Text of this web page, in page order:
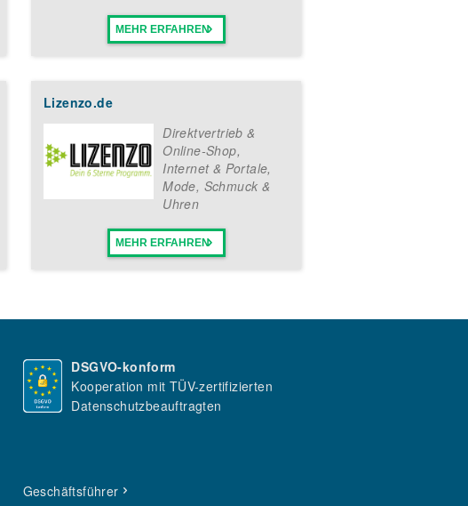
MEHR ERFAHREN
Lizenzo.de
Direktvertrieb &
Online-Shop,
Internet & Portale,
Mode, Schmuck &
Uhren
MEHR ERFAHREN
DSGVO-konform
Kooperation mit TÜV-zertifizierten
Datenschutzbeauftragten
Geschäftsführer